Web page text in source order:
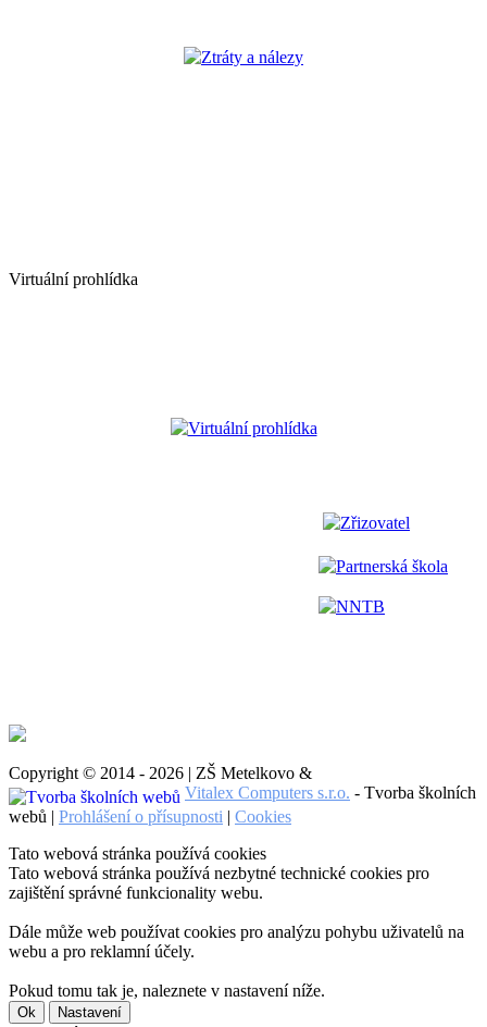
Ztráty a nálezy
Virtuální prohlídka
Virtuální prohlídka
Zřizovatel
Partnerská škola
NNTB
Copyright © 2014 - 2026 | ZŠ Metelkovo &
Vitalex Computers s.r.o. - Tvorba školních
webů | Prohlášení o přísupnosti | Cookies
Tato webová stránka používá cookies
Tato webová stránka používá nezbytné technické cookies pro
zajištění správné funkcionality webu.
Dále může web používat cookies pro analýzu pohybu uživatelů na
webu a pro reklamní účely.
Pokud tomu tak je, naleznete v nastavení níže.
Ok Nastavení